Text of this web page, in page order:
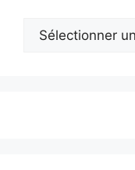
Catégories